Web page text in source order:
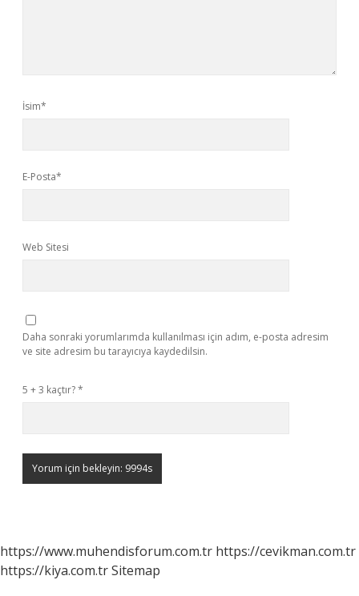
İsim*
E-Posta*
Web Sitesi
Daha sonraki yorumlarımda kullanılması için adım, e-posta adresim
ve site adresim bu tarayıcıya kaydedilsin.
5 + 3 kaçtır?*
https://www.muhendisforum.com.tr https://cevikman.com.tr
https://kiya.com.trSitemap